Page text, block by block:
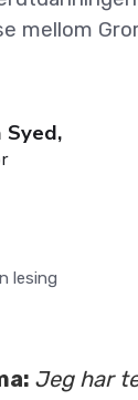
mellom
Syed,
lesing
Jeg har